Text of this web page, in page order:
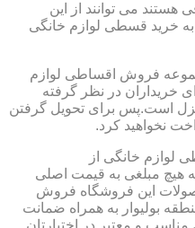
می توانند از این
خرید قسطی لوازم خانگی
فروش اقساطی لوازم
خریداران در نظر گرفته
است.پس برای تحویل گرفتن
نخواهید کرد.
لوازم خانگی از
هیچ مبلغی به قیمت اصلی
این فروشگاه فروش
بولیوار به همراه ضمانت